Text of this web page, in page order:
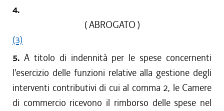
4.
( ABROGATO )
(3)
5. A titolo di indennità per le spese concernenti
l'esercizio delle funzioni relative alla gestione degli
interventi contributivi di cui al comma 2, le Camere
di commercio ricevono il rimborso delle spese nel